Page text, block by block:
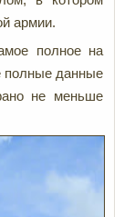
армии.
полное на
полные данные
не меньше